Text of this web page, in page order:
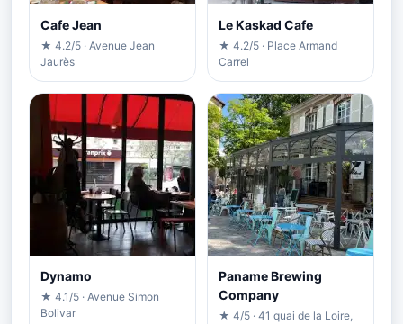
Cafe Jean
★ 4.2/5 · Avenue Jean
Jaurès
Le Kaskad Cafe
★ 4.2/5 · Place Armand
Carrel
Dynamo
★ 4.1/5 · Avenue Simon
Bolivar
Paname Brewing
Company
★ 4/5 · 41 quai de la Loire,